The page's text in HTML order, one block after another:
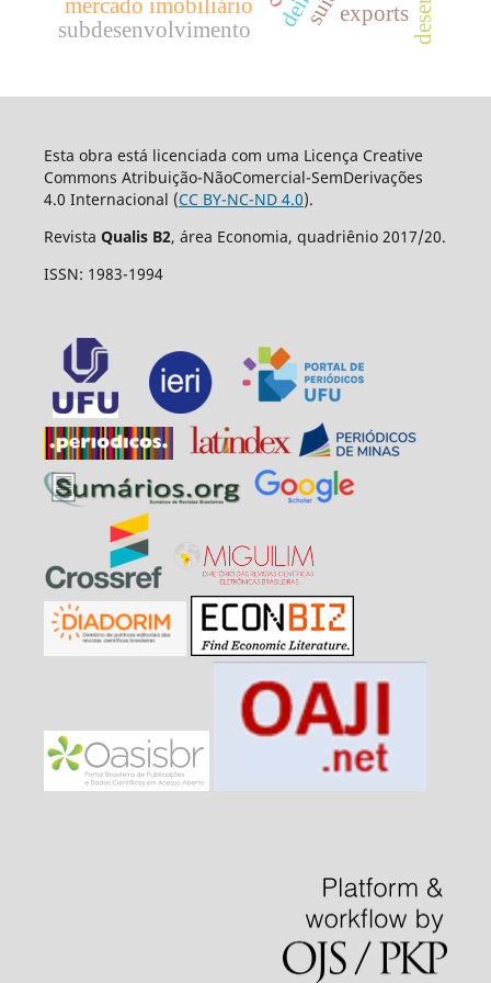
mercado imobiliário
subdesenvolvimento
exports
Esta obra está licenciada com uma Licença Creative
Commons Atribuição-NãoComercial-SemDerivações
4.0 Internacional (CC BY-NC-ND 4.0).
Revista Qualis B2, área Economia, quadriênio 2017/20.
ISSN: 1983-1994